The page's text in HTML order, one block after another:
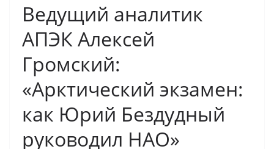
Ведущий аналитик
АПЭК Алексей
Громский:
«Арктический экзамен:
как Юрий Бездудный
руководил НАО»